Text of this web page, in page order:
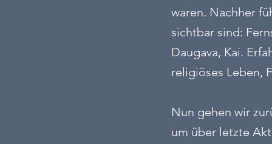
waren. Nachher
sichtbar sind:
Daugava, Kai.
religiöses Leben,
Nun gehen wir
um über letzte